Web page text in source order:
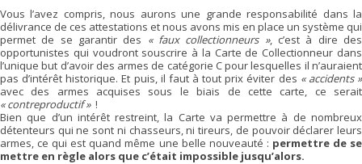
Vous l’avez compris, nous aurons une grande responsabilité dans la
délivrance de ces attestations et nous avons mis en place un système qui
permet de se garantir des « faux collectionneurs », c’est à dire des
opportunistes qui voudront souscrire à la Carte de Collectionneur dans
l’unique but d’avoir des armes de catégorie C pour lesquelles il n’auraient
pas d’intérêt historique. Et puis, il faut à tout prix éviter des « accidents »
avec des armes acquises sous le biais de cette carte, ce serait
« contreproductif » !
Bien que d’un intérêt restreint, la Carte va permettre à de nombreux
détenteurs qui ne sont ni chasseurs, ni tireurs, de pouvoir déclarer leurs
armes, ce qui est quand même une belle nouveauté : permettre de se
mettre en règle alors que c’était impossible jusqu’alors.